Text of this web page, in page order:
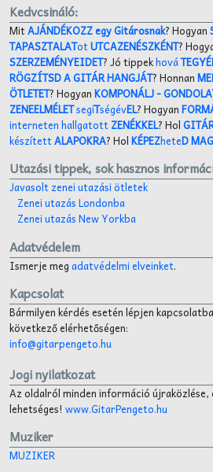
Kedvcsináló:
MitAJÁNDÉKOZZ egy Gitárosnak? Hogyan
TAPASZTALATotUTCAZENÉSZKÉNT?
SZERZEMÉNYEIDET? Jó tippekhová
RÖGZÍTSD A GITÁR HANGJÁT? Honnan
ÖTLETET? HogyanKOMPONÁLJ-
ZENEELMÉLETsegíTségévEL? Hogyan
interneten hallgatott ZENÉKKEL? Hol
készítettALAPOKRA? HolKÉPEZheteD
Utazási tippek, sok hasznos
Javasolt zenei utazási ötletek
Zenei utazás Londonba
Zenei utazás New Yorkba
Adatvédelem
Ismerje megadatvédelmi elveinket.
Kapcsolat
Bármilyen kérdés esetén lépjen
következő elérhetőségen:
info@gitarpengeto.hu
Jogi nyilatkozat
Az oldalról minden információ újraközlése,
lehetséges! www.GitarPengeto.hu
Muziker
MUZIKER